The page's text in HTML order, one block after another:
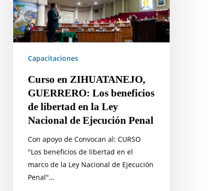
beneficios
de
libertad
en
Nacional
Ejecución
Penal
Capacitaciones
Curso en ZIHUATANEJO,
GUERRERO: Los beneficios
de libertad en la Ley
Nacional de Ejecución Penal
Con apoyo de Convocan al: CURSO
"Los beneficios de libertad en el
marco de la Ley Nacional de Ejecución
Penal"…